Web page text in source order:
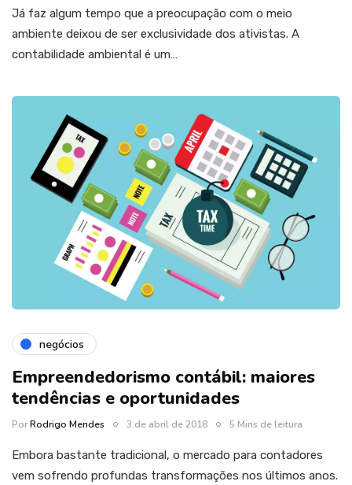
Já faz algum tempo que a preocupação com o meio
ambiente deixou de ser exclusividade dos ativistas. A
contabilidade ambiental é um…
negócios
Empreendedorismo contábil: maiores
tendências e oportunidades
PorRodrigo Mendes 3 de abril de 2018 5 Mins de leitura
Embora bastante tradicional, o mercado para contadores
vem sofrendo profundas transformações nos últimos anos.